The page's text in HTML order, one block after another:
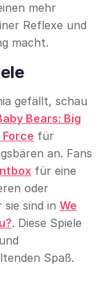
mehr
Reflexe und
macht.
gefällt, schau
Bears: Big
für
an. Fans
für eine
oder
sind in We
. Diese Spiele
Spaß.